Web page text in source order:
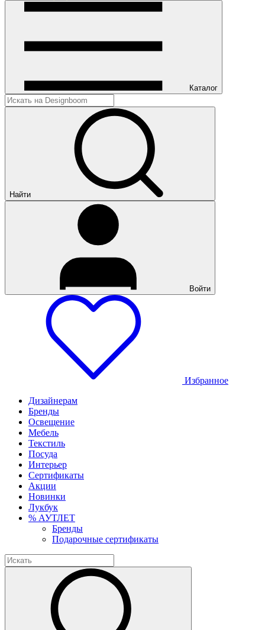
Каталог
Найти
Войти
Избранное
Дизайнерам
Бренды
Освещение
Мебель
Текстиль
Посуда
Интерьер
Сертификаты
Акции
Новинки
Лукбук
% АУТЛЕТ
Бренды
Подарочные сертификаты